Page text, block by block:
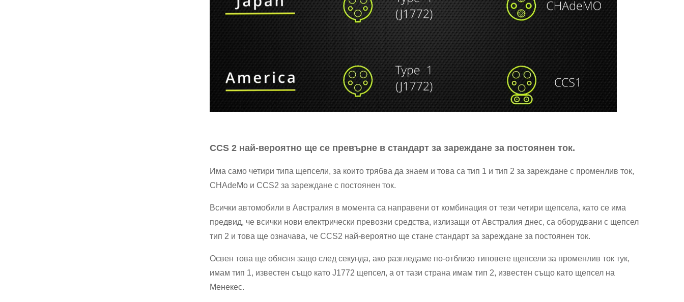
CCS 2 най-вероятно ще се превърне в стандарт за зареждане за постоянен ток.
Има само четири типа щепсели, за които трябва да знаем и това са тип 1 и тип 2 за зареждане с променлив ток,
CHAdeMo и CCS2 за зареждане с постоянен ток.
Всички автомобили в Австралия в момента са направени от комбинация от тези четири щепсела, като се има
предвид, че всички нови електрически превозни средства, излизащи от Австралия днес, са оборудвани с щепсел
тип 2 и това ще означава, че CCS2 най-вероятно ще стане стандарт за зареждане за постоянен ток.
Освен това ще обясня защо след секунда, ако разгледаме по-отблизо типовете щепсели за променлив ток тук,
имам тип 1, известен също като J1772 щепсел, а от тази страна имам тип 2, известен също като щепсел на
Менекес.